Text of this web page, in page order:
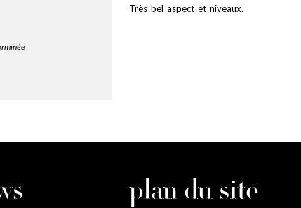
Très bel aspect et niveaux.
plan du site